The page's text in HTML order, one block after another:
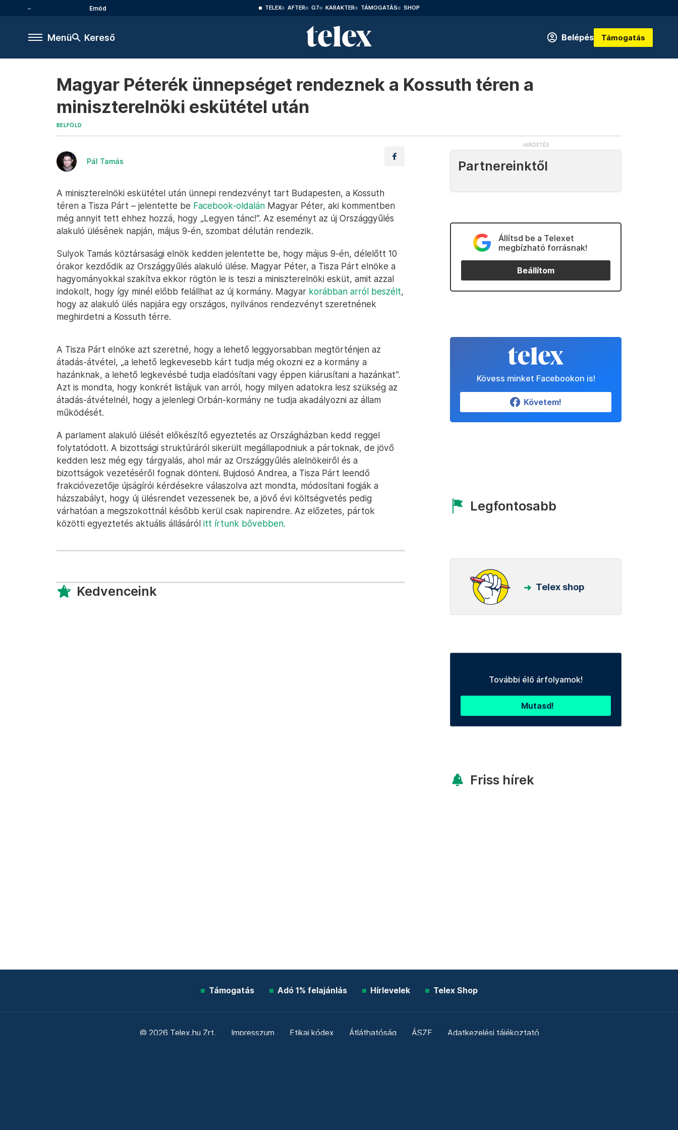
Emőd TELEX AFTER G7 KARAKTER TÁMOGATÁS SHOP
Menü Kereső Belépés Támogatás
Magyar Péterék ünnepséget rendeznek a Kossuth téren a
miniszterelnöki eskütétel után
BELFÖLD
Pál Tamás
A miniszterelnöki eskütétel után ünnepi rendezvényt tart Budapesten, a Kossuth
téren a Tisza Párt – jelentette be Facebook-oldalán Magyar Péter, aki kommentben
még annyit tett ehhez hozzá, hogy „Legyen tánc!”. Az eseményt az új Országgyűlés
alakuló ülésének napján, május 9-én, szombat délután rendezik.
Sulyok Tamás köztársasági elnök kedden jelentette be, hogy május 9-én, délelőtt 10
órakor kezdődik az Országgyűlés alakuló ülése. Magyar Péter, a Tisza Párt elnöke a
hagyományokkal szakítva ekkor rögtön le is teszi a miniszterelnöki esküt, amit azzal
indokolt, hogy így minél előbb felállhat az új kormány. Magyar korábban arról beszélt,
hogy az alakuló ülés napjára egy országos, nyilvános rendezvényt szeretnének
meghirdetni a Kossuth térre.
A Tisza Párt elnöke azt szeretné, hogy a lehető leggyorsabban megtörténjen az
átadás-átvétel, „a lehető legkevesebb kárt tudja még okozni ez a kormány a
hazánknak, a lehető legkevésbé tudja eladósítani vagy éppen kiárusítani a hazánkat”.
Azt is mondta, hogy konkrét listájuk van arról, hogy milyen adatokra lesz szükség az
átadás-átvételnél, hogy a jelenlegi Orbán-kormány ne tudja akadályozni az állam
működését.
A parlament alakuló ülését előkészítő egyeztetés az Országházban kedd reggel
folytatódott. A bizottsági struktúráról sikerült megállapodniuk a pártoknak, de jövő
kedden lesz még egy tárgyalás, ahol már az Országgyűlés alelnökeiről és a
bizottságok vezetéséről fognak dönteni. Bujdosó Andrea, a Tisza Párt leendő
frakcióvezetője újságírói kérdésekre válaszolva azt mondta, módosítani fogják a
házszabályt, hogy új ülésrendet vezessenek be, a jövő évi költségvetés pedig
várhatóan a megszokottnál később kerül csak napirendre. Az előzetes, pártok
közötti egyeztetés aktuális állásáról itt írtunk bővebben.
Kedvenceink
Partnereinktől
Állítsd be a Telexet
megbízható forrásnak!
Beállítom
Kövess minket Facebookon is!
Követem!
Legfontosabb
Telex shop
További élő árfolyamok!
Mutasd!
Friss hírek
Támogatás Adó 1% felajánlás Hírlevelek Telex Shop
© 2026 Telex.hu Zrt. Impresszum Etikai kódex Átláthatóság ÁSZF Adatkezelési tájékoztató